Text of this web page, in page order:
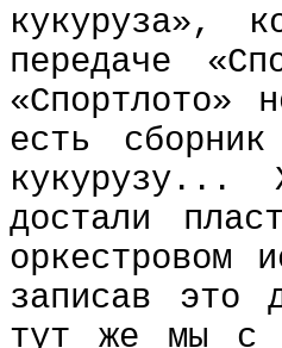
кукуруза»,
передаче
есть
кукурузу...
достали
оркестровом
записав это
тут же мы с